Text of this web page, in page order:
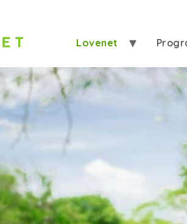
Lovenet